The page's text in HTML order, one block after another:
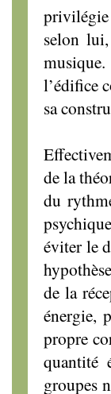
privilégie
selon
l’édifice
sa
de la
du
éviter le
de la
énergie,
propre
quantité
groupes